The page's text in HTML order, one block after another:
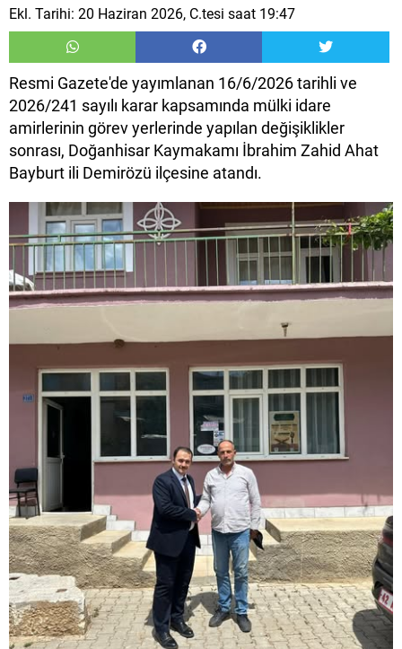
Ekl. Tarihi: 20 Haziran 2026, C.tesi saat 19:47
Resmi Gazete'de yayımlanan 16/6/2026 tarihli ve
2026/241 sayılı karar kapsamında mülki idare
amirlerinin görev yerlerinde yapılan değişiklikler
sonrası, Doğanhisar Kaymakamı İbrahim Zahid Ahat
Bayburt ili Demirözü ilçesine atandı.